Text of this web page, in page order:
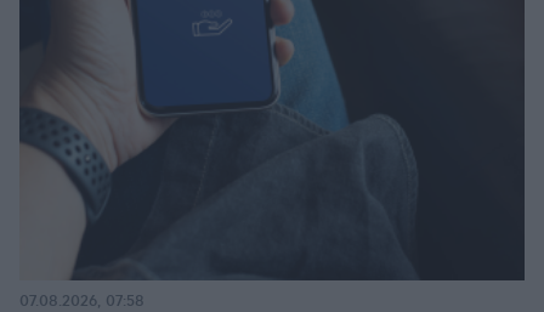
07.08.2026, 07:58